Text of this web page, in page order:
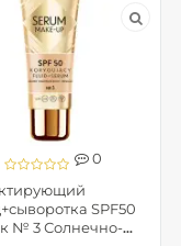
0
SPF50
№ 3 Солнечно-